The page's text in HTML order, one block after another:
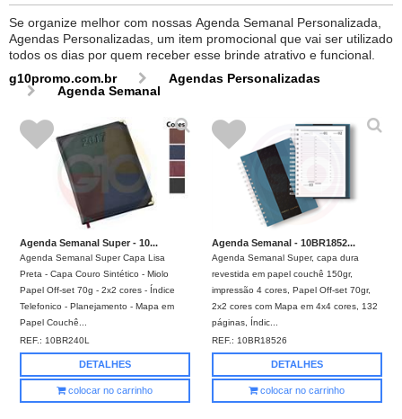
Se organize melhor com nossas Agenda Semanal Personalizada,
Agendas Personalizadas, um item promocional que vai ser utilizado
todos os dias por quem receber esse brinde atrativo e funcional.
g10promo.com.br
Agendas Personalizadas
Agenda Semanal
Agenda Semanal Super - 10...
Agenda Semanal Super Capa Lisa
Preta - Capa Couro Sintético - Miolo
Papel Off-set 70g - 2x2 cores - Índice
Telefonico - Planejamento - Mapa em
Papel Couchê...
REF.: 10BR240L
DETALHES
colocar no carrinho
Agenda Semanal - 10BR1852...
Agenda Semanal Super, capa dura
revestida em papel couchê 150gr,
impressão 4 cores, Papel Off-set 70gr,
2x2 cores com Mapa em 4x4 cores, 132
páginas, Índic...
REF.: 10BR18526
DETALHES
colocar no carrinho